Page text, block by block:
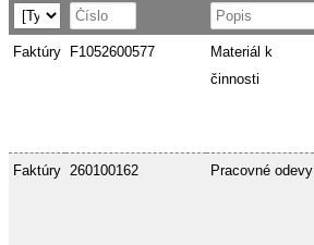
Faktúry F1052600577
Materiál k
činnosti
Faktúry 260100162 Pracovné odevy